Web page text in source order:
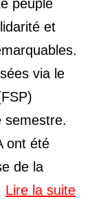
peuple
et
via le
semestre.
ont été
de la
Lire la suite